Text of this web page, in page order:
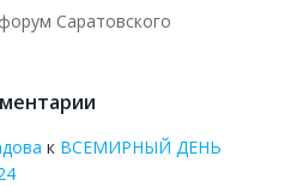
Саратовского
к ВСЕМИРНЫЙ ДЕНЬ